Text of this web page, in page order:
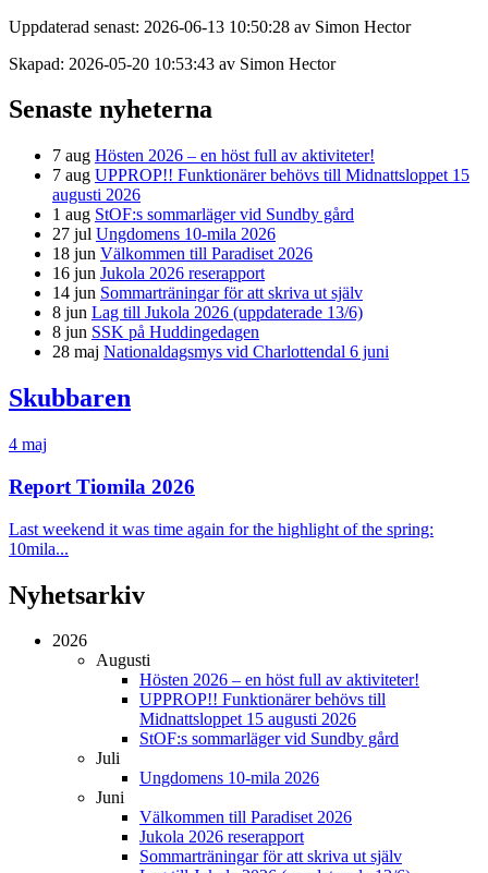
Uppdaterad senast: 2026-06-13 10:50:28 av Simon Hector
Skapad: 2026-05-20 10:53:43 av Simon Hector
Senaste nyheterna
7 aug Hösten 2026 – en höst full av aktiviteter!
7 aug UPPROP!! Funktionärer behövs till Midnattsloppet 15
augusti 2026
1 aug StOF:s sommarläger vid Sundby gård
27 jul Ungdomens 10-mila 2026
18 jun Välkommen till Paradiset 2026
16 jun Jukola 2026 reserapport
14 jun Sommarträningar för att skriva ut själv
8 jun Lag till Jukola 2026 (uppdaterade 13/6)
8 jun SSK på Huddingedagen
28 maj Nationaldagsmys vid Charlottendal 6 juni
Skubbaren
4 maj
Report Tiomila 2026
Last weekend it was time again for the highlight of the spring:
10mila...
Nyhetsarkiv
2026
Augusti
Hösten 2026 – en höst full av aktiviteter!
UPPROP!! Funktionärer behövs till
Midnattsloppet 15 augusti 2026
StOF:s sommarläger vid Sundby gård
Juli
Ungdomens 10-mila 2026
Juni
Välkommen till Paradiset 2026
Jukola 2026 reserapport
Sommarträningar för att skriva ut själv